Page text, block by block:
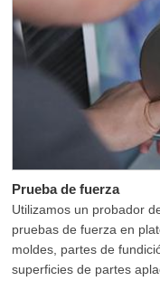
Prueba de fuerza
Utilizamos un probador
pruebas de fuerza en
moldes, partes de
superficies de partes